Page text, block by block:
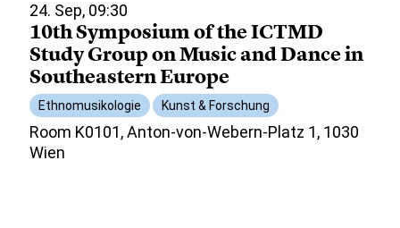
24. Sep, 09:30
10th Symposium of the ICTMD
Study Group on Music and Dance in
Southeastern Europe
Ethnomusikologie Kunst & Forschung
Room K0101, Anton-von-Webern-Platz 1, 1030
Wien